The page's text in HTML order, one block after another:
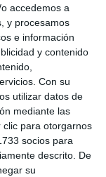
accedemos a
y procesamos
e información
y contenido
Con su
utilizar datos de
mediante las
clic para otorgarnos
socios para
descrito. De
su
su
una
en la nueva
Zwiers en el